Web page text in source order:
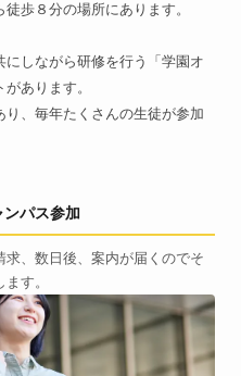
歩８分の場所にあります。
しながら研修を行う「学園オ
あります。
、毎年たくさんの生徒が参加
パス参加
、数日後、案内が届くのでそ
す。